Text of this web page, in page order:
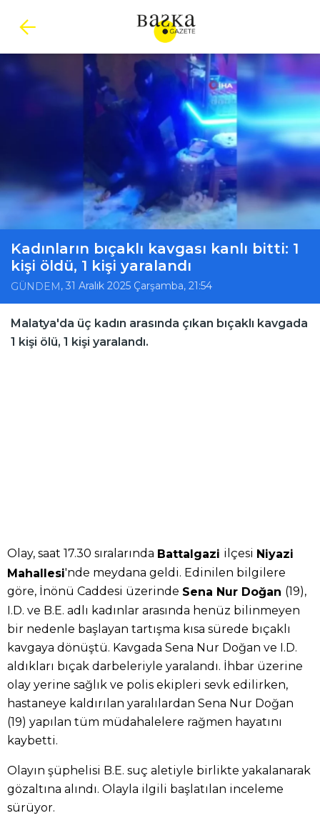
Kadınların bıçaklı kavgası kanlı bitti: 1
kişi öldü, 1 kişi yaralandı
GÜNDEM, 31 Aralık 2025 Çarşamba, 21:54
Malatya'da üç kadın arasında çıkan bıçaklı kavgada
1 kişi ölü, 1 kişi yaralandı.
Olay, saat 17.30 sıralarında Battalgazi ilçesi Niyazi
Mahallesi'nde meydana geldi. Edinilen bilgilere
göre, İnönü Caddesi üzerinde Sena Nur Doğan (19),
I.D. ve B.E. adlı kadınlar arasında henüz bilinmeyen
bir nedenle başlayan tartışma kısa sürede bıçaklı
kavgaya dönüştü. Kavgada Sena Nur Doğan ve I.D.
aldıkları bıçak darbeleriyle yaralandı. İhbar üzerine
olay yerine sağlık ve polis ekipleri sevk edilirken,
hastaneye kaldırılan yaralılardan Sena Nur Doğan
(19) yapılan tüm müdahalelere rağmen hayatını
kaybetti.
Olayın şüphelisi B.E. suç aletiyle birlikte yakalanarak
gözaltına alındı. Olayla ilgili başlatılan inceleme
sürüyor.